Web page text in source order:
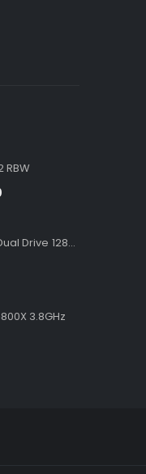
RBW
Sandisk Ultra Dual Drive 128GB USB 3.1
3.8GHz